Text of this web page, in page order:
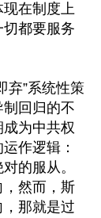
在制度上
都要服务
弃”系统性策
回归的不
为中共权
作逻辑：
的服从。
然而，斯
那就是过